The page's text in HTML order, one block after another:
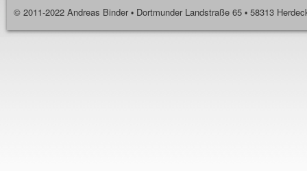
© 2011-2022 Andreas Binder • Dortmunder Landstraße 65 • 58313